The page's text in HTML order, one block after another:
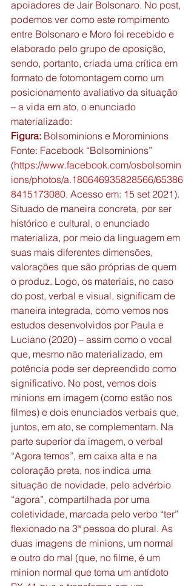
apoiadores de Jair Bolsonaro. No post,
podemos ver como este rompimento
entre Bolsonaro e Moro foi recebido e
elaborado pelo grupo de oposição,
sendo, portanto, criada uma crítica em
formato de fotomontagem como um
posicionamento avaliativo da situação
– a vida em ato, o enunciado
materializado:
Figura: Bolsominions e Morominions
Fonte: Facebook “Bolsominions”
(https://www.facebook.com/osbolsomin
ions/photos/a.180646935828566/65386
8415173080. Acesso em: 15 set 2021).
Situado de maneira concreta, por ser
histórico e cultural, o enunciado
materializa, por meio da linguagem em
suas mais diferentes dimensões,
valorações que são próprias de quem
o produz. Logo, os materiais, no caso
do post, verbal e visual, significam de
maneira integrada, como vemos nos
estudos desenvolvidos por Paula e
Luciano (2020) – assim como o vocal
que, mesmo não materializado, em
potência pode ser depreendido como
significativo. No post, vemos dois
minions em imagem (como estão nos
filmes) e dois enunciados verbais que,
juntos, em ato, se complementam. Na
parte superior da imagem, o verbal
“Agora temos”, em caixa alta e na
coloração preta, nos indica uma
situação de novidade, pelo advérbio
“agora”, compartilhada por uma
coletividade, marcada pelo verbo “ter”
flexionado na 3ª pessoa do plural. As
duas imagens de minions, um normal
e outro do mal (que, no filme, é um
minion normal que toma um antídoto